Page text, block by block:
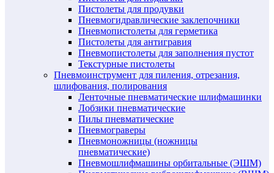
Пистолеты для продувки
Пневмогидравлические заклепочники
Пневмопистолеты для герметика
Пистолеты для антигравия
Пневмопистолеты для заполнения пустот
Текстурные пистолеты
Пневмоинструмент для пиления, отрезания,
шлифования, полирования
Ленточные пневматические шлифмашинки
Лобзики пневматические
Пилы пневматические
Пневмограверы
Пневмоножницы (ножницы
пневматические)
Пневмошлифмашины орбитальные (ЭШМ)